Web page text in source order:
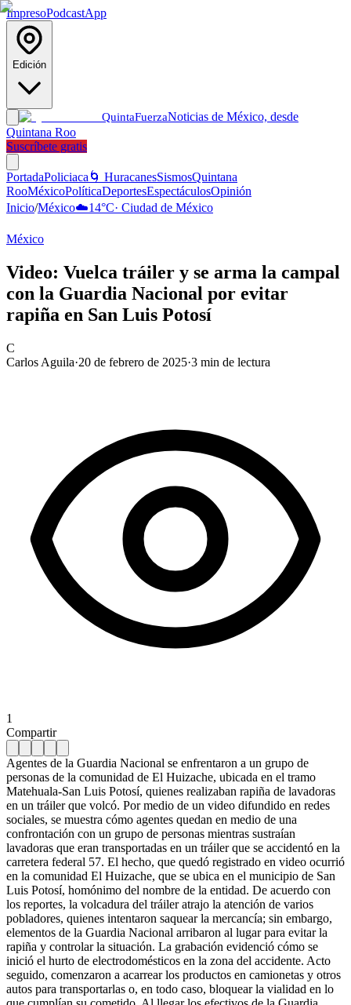
ImpresoPodcastApp
Edición
QuintaFuerzaNoticias de México, desde
Quintana Roo
Suscríbete gratis
PortadaPoliciaca 🌀 HuracanesSismosQuintana
RooMéxicoPolíticaDeportesEspectáculosOpinión
Inicio/México☁️14°C· Ciudad de México
México
Video: Vuelca tráiler y se arma la campal
con la Guardia Nacional por evitar
rapiña en San Luis Potosí
C
Carlos Aguila·20 de febrero de 2025·3 min de lectura
1
Compartir
Agentes de la Guardia Nacional se enfrentaron a un grupo de
personas de la comunidad de El Huizache, ubicada en el tramo
Matehuala-San Luis Potosí, quienes realizaban rapiña de lavadoras
en un tráiler que volcó. Por medio de un video difundido en redes
sociales, se muestra cómo agentes quedan en medio de una
confrontación con un grupo de personas mientras sustraían
lavadoras que eran transportadas en un tráiler que se accidentó en la
carretera federal 57. El hecho, que quedó registrado en video ocurrió
en la comunidad El Huizache, que se ubica en el municipio de San
Luis Potosí, homónimo del nombre de la entidad. De acuerdo con
los reportes, la volcadura del tráiler atrajo la atención de varios
pobladores, quienes intentaron saquear la mercancía; sin embargo,
elementos de la Guardia Nacional arribaron al lugar para evitar la
rapiña y controlar la situación. La grabación evidenció cómo se
inició el hurto de electrodomésticos en la zona del accidente. Acto
seguido, comenzaron a acarrear los productos en camionetas y otros
autos para transportarlas o, en todo caso, bloquear la vialidad en lo